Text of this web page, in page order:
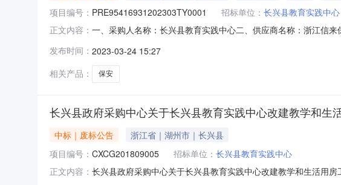
项目编号： PRE95416931202303TY0001 招标单位： 长兴县教育实践中心
正文内容： 一、采购人名称：长兴县教育实践中心二、供应商名称：浙江信
服务要求或标的基本概况：七、其它事项：详见附件中的合同文
发布时间： 2023-03-24 15:27
相关产品：
保安
长兴县政府采购中心关于长兴县教育实践中心改建教学和生
中标｜废标公告
浙江省｜湖州市｜长兴县
项目编号： CXCG201809005 招标单位： 长兴县教育实践中心
正文内容： 长兴县政府采购中心关于长兴县教育实践中心改建教学和生活用